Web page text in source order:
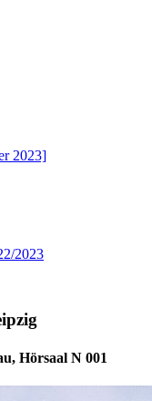
2023]
2023
Hörsaal N 001